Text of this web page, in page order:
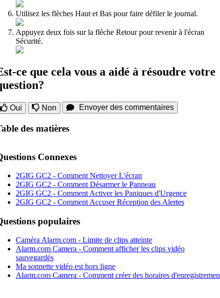
Utilisez les flèches Haut et Bas pour faire défiler le journal.
Appuyez deux fois sur la flèche Retour pour revenir à l'écran
Sécurité.
ce que cela vous a aidé à résoudre votre
Oui Non Envoyer des commentaires
des matières
Connexes
2GIG GC2 - Comment Nettoyer L'écran
2GIG GC2 - Comment Désarmer le Panneau
2GIG GC2 - Comment Activer les Paniques d'Urgence
2GIG GC2 - Comment Accuser Réception des Alertes
populaires
Caméra Alarm.com - Limite de clips atteinte
Alarm.com Camera - Comment afficher les clips vidéo
sauvegardés
Ma sonnette vidéo est hors ligne
Alarm.com Camera - Comment créer des horaires